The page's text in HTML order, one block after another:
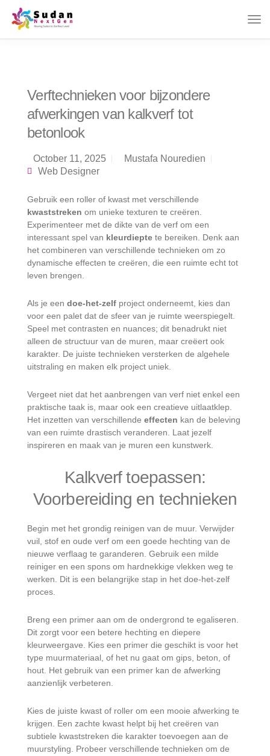
Verftechnieken voor bijzondere
afwerkingen van kalkverf tot
betonlook
October 11, 2025
Mustafa Nouredien
Web Designer
Gebruik een roller of kwast met verschillende
kwaststreken om unieke texturen te creëren.
Experimenteer met de dikte van de verf om een
interessant spel van kleurdiepte te bereiken. Denk aan
het combineren van verschillende technieken om zo
dynamische effecten te creëren, die een ruimte echt tot
leven brengen.
Als je een doe-het-zelf project onderneemt, kies dan
voor een palet dat de sfeer van je ruimte weerspiegelt.
Speel met contrasten en nuances; dit benadrukt niet
alleen de structuur van de muren, maar creëert ook
karakter. De juiste technieken versterken de algehele
uitstraling en maken elk project uniek.
Vergeet niet dat het aanbrengen van verf niet enkel een
praktische taak is, maar ook een creatieve uitlaatklep.
Het inzetten van verschillende effecten kan de beleving
van een ruimte drastisch veranderen. Laat jezelf
inspireren en maak van je muren een kunstwerk.
Kalkverf toepassen:
Voorbereiding en technieken
Begin met het grondig reinigen van de muur. Verwijder
vuil, stof en oude verf om een goede hechting van de
nieuwe verflaag te garanderen. Gebruik een milde
reiniger en een spons om hardnekkige vlekken weg te
werken. Dit is een belangrijke stap in het doe-het-zelf
proces.
Breng een primer aan om de ondergrond te egaliseren.
Dit zorgt voor een betere hechting en diepere
kleurweergave. Kies een primer die geschikt is voor het
type muurmateriaal, of het nu gaat om gips, beton, of
hout. Het gebruik van een primer kan de afwerking
aanzienlijk verbeteren.
Kies de juiste kwast of roller om een mooie afwerking te
krijgen. Een zachte kwast helpt bij het creëren van
subtiele kwaststreken die karakter toevoegen aan de
muurstyling. Probeer verschillende technieken om de